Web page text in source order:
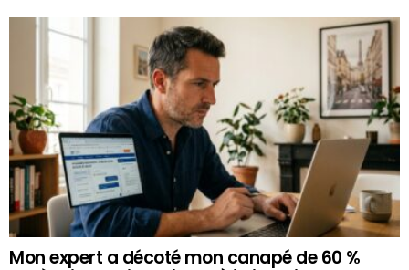
Mon expert a décoté mon canapé de 60 %